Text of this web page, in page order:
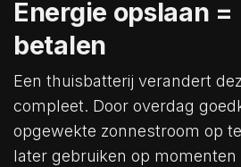
Energie opslaan
betalen
Een thuisbatterij verandert
compleet. Door overdag
opgewekte zonnestroom op
later gebruiken op momenten